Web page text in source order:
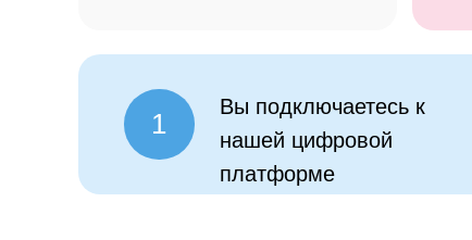
1
Вы подключаетесь к
нашей цифровой
платформе